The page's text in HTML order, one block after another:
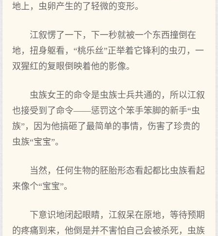
地上，虫卵产生的了轻微的变形。
江叙愣了一下，下一秒就被一个东西撞倒在
地，扭身躯看，“桃乐丝”正举着它锋利的虫刃，一
双猩红的复眼倒映着他的影像。
虫族女王的命令是虫族士兵共通的，所以江叙
也接受到了命令——惩罚这个笨手笨脚的新手“虫
族”，因为他搞砸了最简单的事情，伤害了珍贵的
虫族“宝宝”。
当然，任何生物的胚胎形态看起都比虫族看起
来像个“宝宝”。
下意识地闭起眼睛，江叙呆在原地，等待预期
的疼痛到来，他倒是并不害怕自己会被杀死，虫族